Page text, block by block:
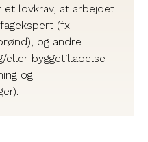
et lovkrav, at arbejdet
(fx
og andre
byggetilladelse
og